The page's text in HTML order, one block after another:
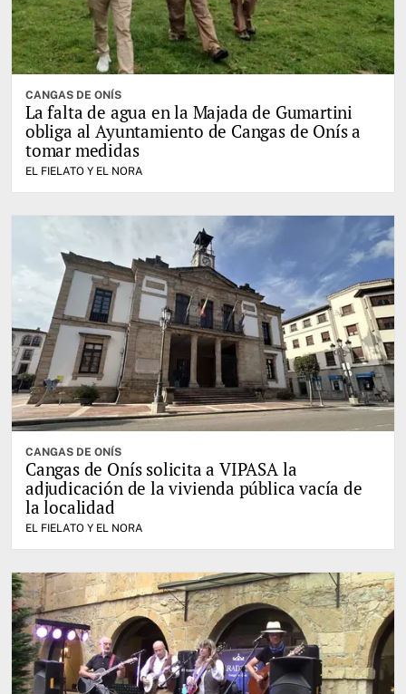
CANGAS DE ONÍS
La falta de agua en la Majada de Gumartini
obliga al Ayuntamiento de Cangas de Onís a
tomar medidas
EL FIELATO Y EL NORA
CANGAS DE ONÍS
Cangas de Onís solicita a VIPASA la
adjudicación de la vivienda pública vacía de
la localidad
EL FIELATO Y EL NORA